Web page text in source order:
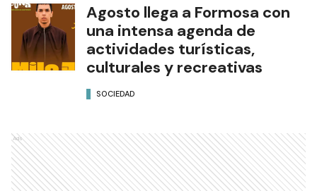
Agosto llega a Formosa con
una intensa agenda de
actividades turísticas,
culturales y recreativas
SOCIEDAD
Ads